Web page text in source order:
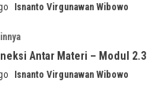
Isnanto Virgunawan Wibowo
Antar Materi – Modul 2.3
Isnanto Virgunawan Wibowo